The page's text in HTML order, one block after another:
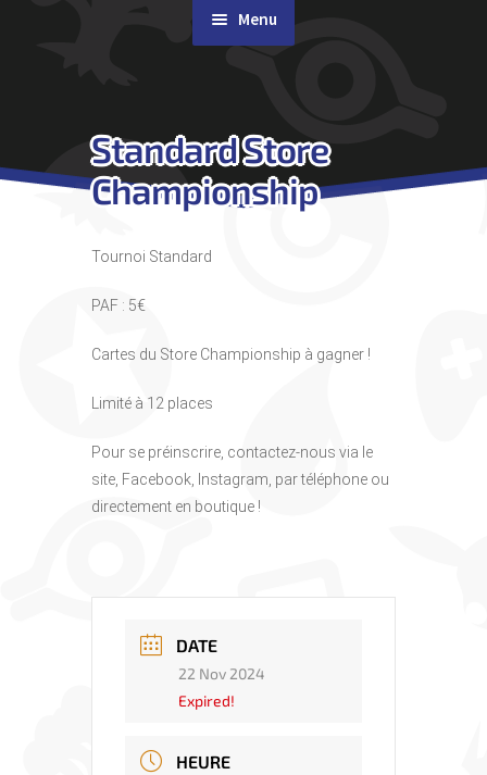
Menu
Agenda
Contact & Accès
Standard Store
Championship
Tournoi Standard
PAF : 5€
Cartes du Store Championship à gagner !
Limité à 12 places
Pour se préinscrire, contactez-nous via le
site, Facebook, Instagram, par téléphone ou
directement en boutique !
DATE
22 Nov 2024
Expired!
HEURE